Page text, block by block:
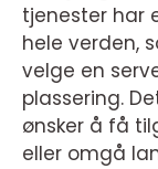
tjenester har
hele verden,
velge en
plassering.
ønsker å få
eller omgå